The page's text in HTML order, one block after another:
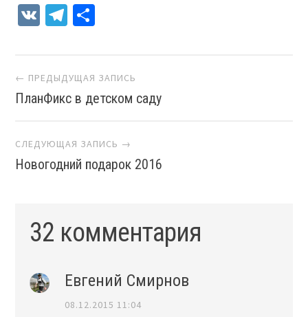
VK Telegram
Навигация
← ПРЕДЫДУЩАЯ ЗАПИСЬ
ПланФикс в детском саду
СЛЕДУЮЩАЯ ЗАПИСЬ →
Новогодний подарок 2016
32 комментария
Евгений Смирнов
08.12.2015 11:04